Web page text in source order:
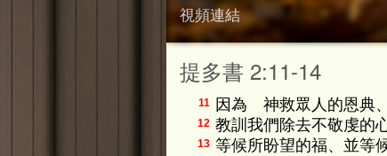
視頻連結
提多書 2:11-14
11 因為 神救眾人的恩典
12 教訓我們除去不敬虔的
13 等候所盼望的福、並等